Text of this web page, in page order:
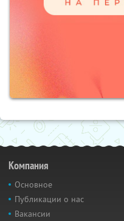
Компания
Основное
Публикации о нас
Вакансии